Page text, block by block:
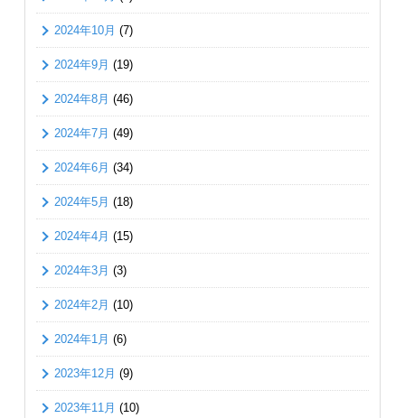
2024年10月 (7)
2024年9月 (19)
2024年8月 (46)
2024年7月 (49)
2024年6月 (34)
2024年5月 (18)
2024年4月 (15)
2024年3月 (3)
2024年2月 (10)
2024年1月 (6)
2023年12月 (9)
2023年11月 (10)